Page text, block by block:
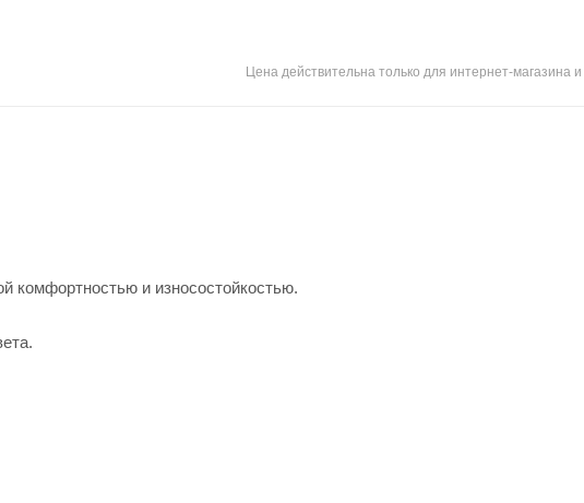
Цена действительна только для интернет-магазина
комфортностью и износостойкостью.